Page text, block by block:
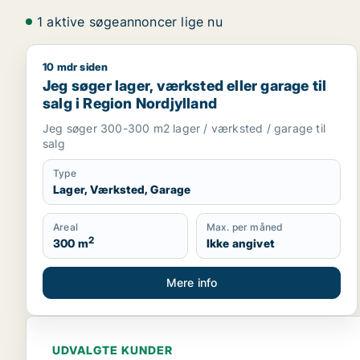
1 aktive søgeannoncer lige nu
Jeg søger lager, værksted eller garage til salg i
10 mdr siden
Jeg søger lager, værksted eller garage til
salg i Region Nordjylland
Jeg søger 300-300 m2 lager / værksted / garage til
salg
Type
Lager, Værksted, Garage
Areal
300 m2
Max. per måned
Ikke angivet
Mere info
UDVALGTE KUNDER